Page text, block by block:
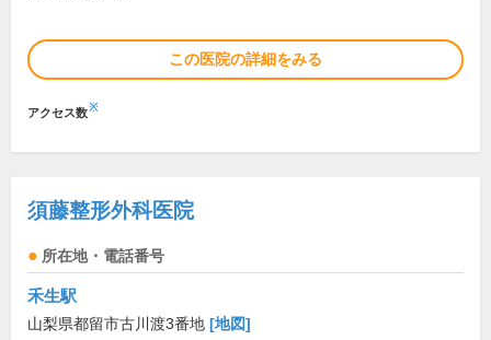
この医院の詳細をみる
アクセス数※
須藤整形外科医院
所在地・電話番号
禾生駅
山梨県都留市古川渡3番地 [地図]